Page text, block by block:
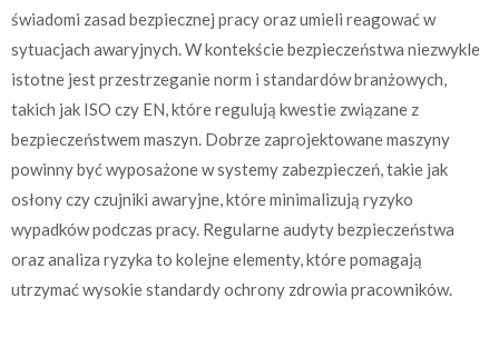
świadomi zasad bezpiecznej pracy oraz umieli reagować w
sytuacjach awaryjnych. W kontekście bezpieczeństwa niezwykle
istotne jest przestrzeganie norm i standardów branżowych,
takich jak ISO czy EN, które regulują kwestie związane z
bezpieczeństwem maszyn. Dobrze zaprojektowane maszyny
powinny być wyposażone w systemy zabezpieczeń, takie jak
osłony czy czujniki awaryjne, które minimalizują ryzyko
wypadków podczas pracy. Regularne audyty bezpieczeństwa
oraz analiza ryzyka to kolejne elementy, które pomagają
utrzymać wysokie standardy ochrony zdrowia pracowników.